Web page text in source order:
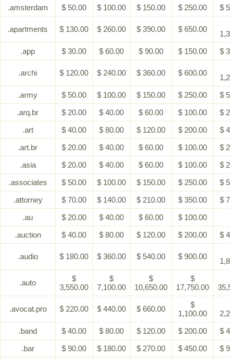
.amsterdam
$ 50.00 $ 100.00 $ 150.00 $ 250.00 $
.apartments $ 130.00 $ 260.00 $ 390.00 $ 650.00
.app
$ 30.00 $ 60.00 $ 90.00 $ 150.00 $
.archi $ 120.00 $ 240.00 $ 360.00 $ 600.00
.army
$ 50.00 $ 100.00 $ 150.00 $ 250.00
$
.arq.br
$ 20.00 $ 40.00 $ 60.00 $ 100.00
$
.art
$ 40.00 $ 80.00 $ 120.00 $ 200.00
$
.art.br
$ 20.00 $ 40.00 $ 60.00 $ 100.00
$
.asia
$ 20.00 $ 40.00 $ 60.00 $ 100.00
$
.associates
$ 50.00 $ 100.00 $ 150.00 $ 250.00
$
.attorney
$ 70.00 $ 140.00 $ 210.00 $ 350.00
$
.au
$ 20.00 $ 40.00 $ 60.00
$ 100.00
.auction
$ 40.00 $ 80.00 $ 120.00 $ 200.00 $
.audio $ 180.00 $ 360.00 $ 540.00 $ 900.00
.auto
$
3,550.00
$
7,100.00
$
10,650.00
$
17,750.00
.avocat.pro $ 220.00 $ 440.00 $ 660.00
$
1,100.00
.band
$ 40.00 $ 80.00 $ 120.00 $ 200.00
$
.bar
$ 90.00 $ 180.00 $ 270.00 $ 450.00 $